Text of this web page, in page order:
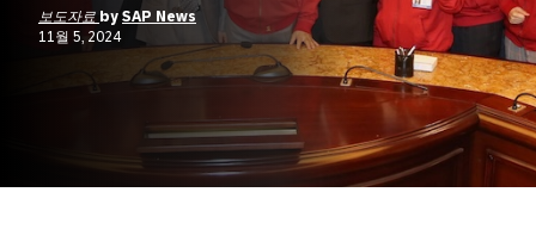
보도자료 by SAP News
11월 5, 2024